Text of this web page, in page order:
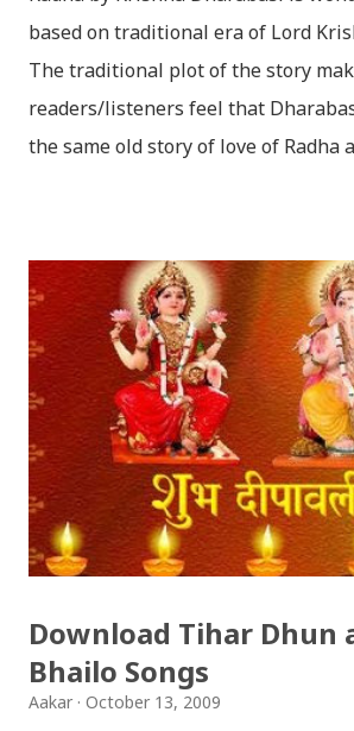
based on traditional era of Lord
The traditional plot of the story
readers/listeners feel that
the same old story of love of Radha
it speaks of so many hidden things
amazed while ending it up. Radha
the eternal lovers. Lord Krishna and
together since childhood. But in
separated (as in the traditional
Krishna has to go away leaving
fulfilling the task for which he has
brings tragedy to Radha and all the
Vindraban. Radha waits for
Later she sets out as a Yogini in a
search self, leaving her parents. She
by her friend Bisakha everywhere
Download Tihar Dhun
Bhailo Songs
Aakar October 13, 2009